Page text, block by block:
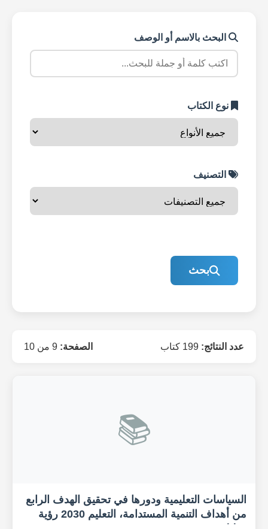
البحث بالاسم أو الوصف
نوع الكتاب
التصنيف
بحث
عدد النتائج: الصفحة:
📚
السياسات التعليمية ودورها في تحقيق الهدف الرابع
من أهداف التنمية المستدامة، التعليم 2030 رؤية